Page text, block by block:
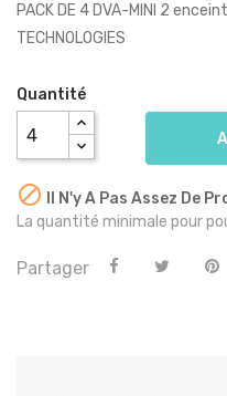
PACK DE 4 DVA-MINI 2
TECHNOLOGIES
Quantité

Il N'y A Pas Assez De
La quantité minimale pour
Partager